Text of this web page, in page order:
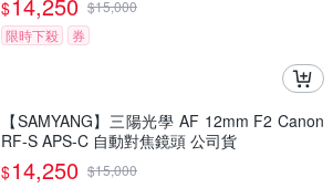
$14,250 $15,000
限時下殺
券
【SAMYANG】三陽光學 AF 12mm F2 Canon
RF-S APS-C 自動對焦鏡頭 公司貨
$14,250 $15,000